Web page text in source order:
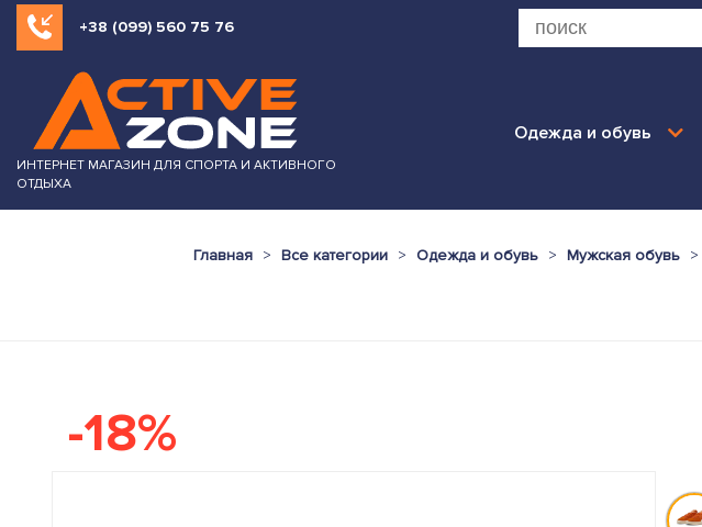
+38 (099) 560 75 76
ИНТЕРНЕТ МАГАЗИН ДЛЯ СПОРТА И АКТИВНОГО
ОТДЫХА
Одежда и обувь
Главная Все категории Одежда и обувь Мужская обувь
-18%